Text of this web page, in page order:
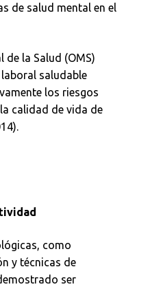
de salud mental en el
de la Salud (OMS)
saludable
los riesgos
calidad de vida de
como
y técnicas de
ser